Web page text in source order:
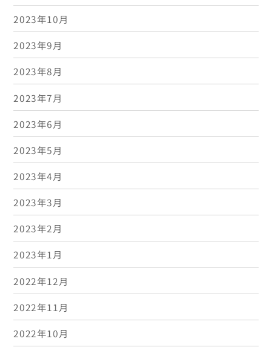
2023年10月
2023年9月
2023年8月
2023年7月
2023年6月
2023年5月
2023年4月
2023年3月
2023年2月
2023年1月
2022年12月
2022年11月
2022年10月